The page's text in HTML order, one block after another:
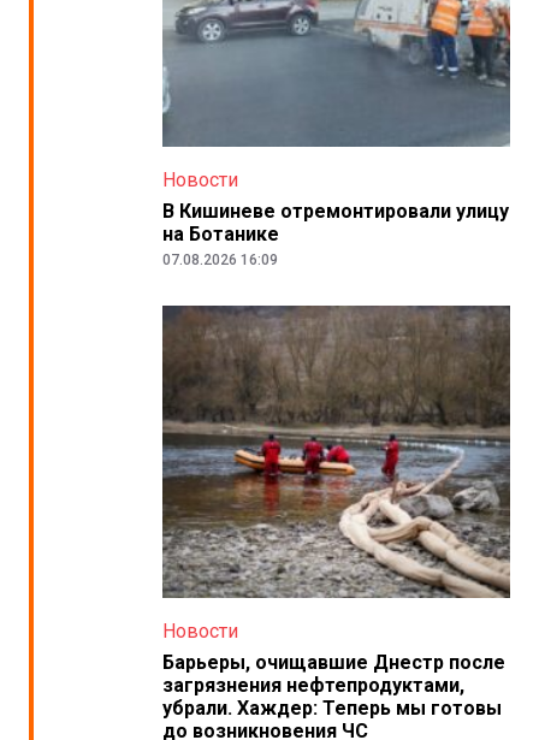
Новости
В Кишиневе отремонтировали улицу
на Ботанике
07.08.2026 16:09
Новости
Барьеры, очищавшие Днестр после
загрязнения нефтепродуктами,
убрали. Хаждер: Теперь мы готовы
до возникновения ЧС